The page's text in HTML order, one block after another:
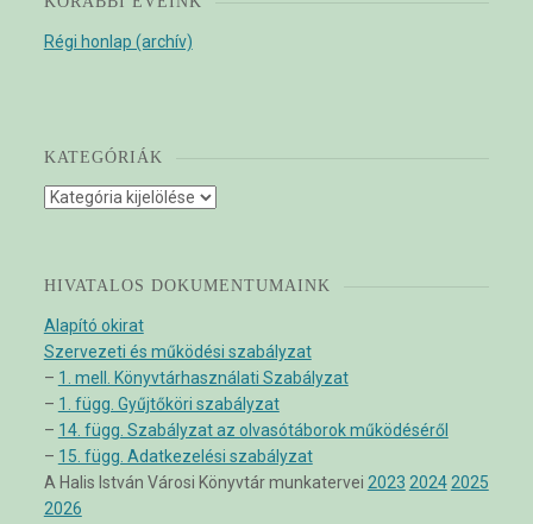
Régi honlap (archív)
KATEGÓRIÁK
Kategóriák
HIVATALOS DOKUMENTUMAINK
Alapító okirat
Szervezeti és működési szabályzat
– 1. mell. Könyvtárhasználati Szabályzat
– 1. függ. Gyűjtőköri szabályzat
– 14. függ. Szabályzat az olvasótáborok működéséről
– 15. függ. Adatkezelési szabályzat
A Halis István Városi Könyvtár munkatervei 2023 2024 2025
2026